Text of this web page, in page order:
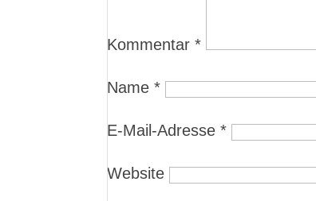
Kommentar*
Name*
E-Mail-Adresse*
Website